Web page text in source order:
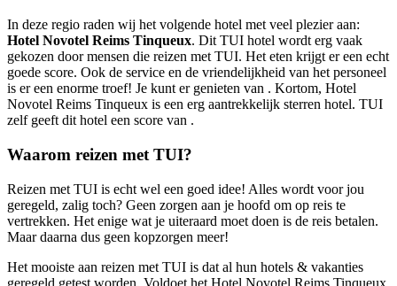
In deze regio raden wij het volgende hotel met veel plezier aan:
Hotel Novotel Reims Tinqueux. Dit TUI hotel wordt erg vaak
gekozen door mensen die reizen met TUI. Het eten krijgt er een echt
goede score. Ook de service en de vriendelijkheid van het personeel
is er een enorme troef! Je kunt er genieten van . Kortom, Hotel
Novotel Reims Tinqueux is een erg aantrekkelijk sterren hotel. TUI
zelf geeft dit hotel een score van .
Waarom reizen met TUI?
Reizen met TUI is echt wel een goed idee! Alles wordt voor jou
geregeld, zalig toch? Geen zorgen aan je hoofd om op reis te
vertrekken. Het enige wat je uiteraard moet doen is de reis betalen.
Maar daarna dus geen kopzorgen meer!
Het mooiste aan reizen met TUI is dat al hun hotels & vakanties
geregeld getest worden. Voldoet het Hotel Novotel Reims Tinqueux